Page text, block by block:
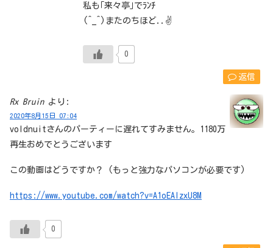
私も｢来々亭｣でﾗﾝﾁ
(^_^)またのちほど..✌
0
返信
Rx Bruin より:
2020年8月15日 07:04
voldnuitさんのパーティーに遅れてすみません。1180万
再生おめでとうございます
この動画はどうですか？ (もっと強力なパソコンが必要です)
https://www.youtube.com/watch?v=A1oEAIzxU8M
0